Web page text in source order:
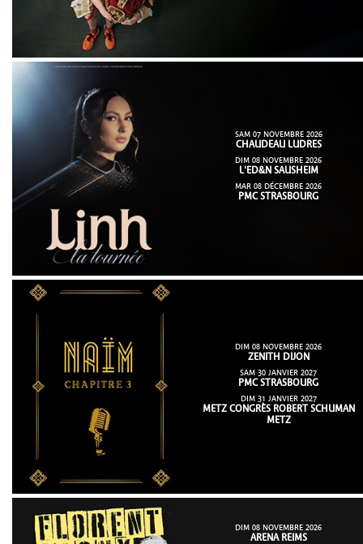
SAM 07 NOVEMBRE 2026
CHAUDEAU LUDRES
DIM 08 NOVEMBRE 2026
L'ED&N SAUSHEIM
MAR 08 DÉCEMBRE 2026
PMC STRASBOURG
DIM 08 NOVEMBRE 2026
ZENITH DIJON
SAM 30 JANVIER 2027
PMC STRASBOURG
DIM 31 JANVIER 2027
METZ CONGRÈS ROBERT SCHUMAN
METZ
DIM 08 NOVEMBRE 2026
ARENA REIMS